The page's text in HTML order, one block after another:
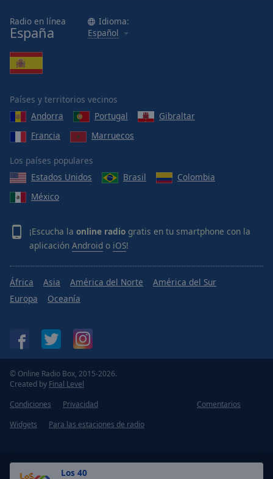
Los 40
Radio en línea
España
Idioma:
Español
Países y territorios vecinos
Andorra
Portugal
Gibraltar
Francia
Marruecos
Los países populares
Estados Unidos
Brasil
Colombia
México
¡Escucha la online radio gratis en tu smartphone con la
aplicación Android o iOS!
África Asia América del Norte
América del Sur
Europa
Oceanía
© Online Radio Box, 2015-2026.
Created by Final Level
Condiciones
Privacidad
Comentarios
Widgets
Para las estaciones de radio